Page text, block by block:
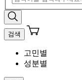
검색
고민별
성분별